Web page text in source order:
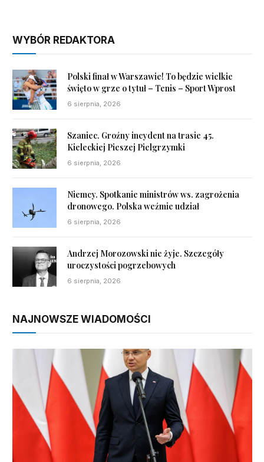
WYBÓR REDAKTORA
Polski finał w Warszawie! To będzie wielkie
święto w grze o tytuł – Tenis – Sport Wprost
6 sierpnia, 2026
Szaniec. Groźny incydent na trasie 45.
Kieleckiej Pieszej Pielgrzymki
6 sierpnia, 2026
Niemcy. Spotkanie ministrów ws. zagrożenia
dronowego. Polska weźmie udział
6 sierpnia, 2026
Andrzej Morozowski nie żyje. Szczegóły
uroczystości pogrzebowych
6 sierpnia, 2026
NAJNOWSZE WIADOMOŚCI